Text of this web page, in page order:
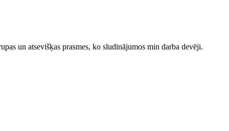
un atsevišķas prasmes, ko sludinājumos min darba devēji.